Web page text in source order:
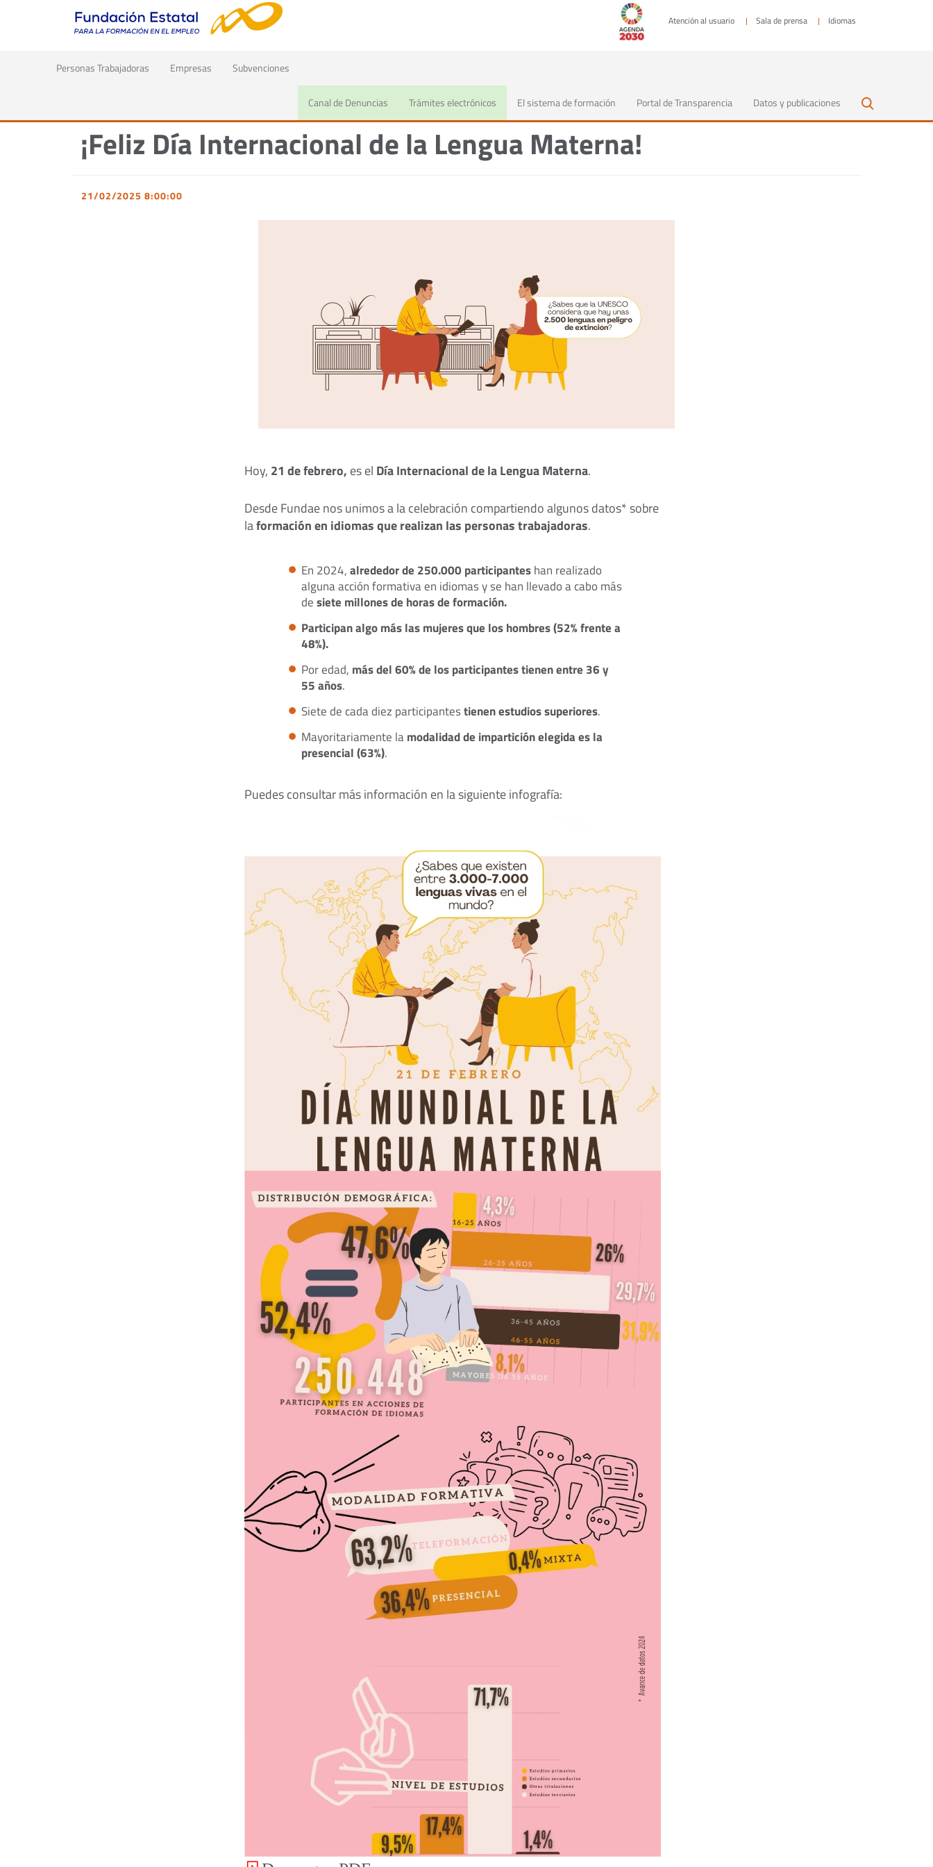
Atención al usuario Sala de prensa Idiomas
Personas Trabajadoras (current)Empresas Subvenciones
Canal de Denuncias Trámites electrónicos El sistema de formación Portal de Transparencia Datos y publicaciones
¡Feliz Día Internacional de la Lengua Materna!
21/02/2025 8:00:00
Hoy, 21 de febrero, es el Día Internacional de la Lengua Materna.
Desde Fundae nos unimos a la celebración compartiendo algunos datos* sobre
laformación en idiomas que realizan las personas trabajadoras.
En 2024,alrededor de 250.000 participanteshan realizado
alguna acción formativa en idiomas y se han llevado a cabo más
desiete millones de horas de formación.
Participan algo más las mujeres que los hombres (52% frente a
48%).
Por edad, más del 60% de los participantes tienen entre 36 y
55 años.
Siete de cada diez participantestienen estudios superiores.
Mayoritariamente lamodalidad de impartición elegida es la
presencial (63%).
Puedes consultar más información en la siguiente infografía: